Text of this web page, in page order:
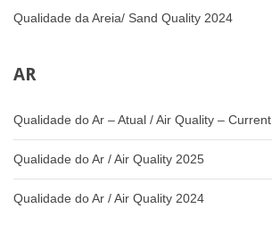
Qualidade da Areia/ Sand Quality 2024
AR
Qualidade do Ar – Atual / Air Quality – Current
Qualidade do Ar / Air Quality 2025
Qualidade do Ar / Air Quality 2024